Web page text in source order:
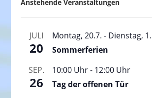
Anstehende Veranstaltungen
JULI
20
Montag, 20.7. - Dienstag,
Sommerferien
SEP.
26
10:00 Uhr- 12:00 Uhr
Tag der offenen Tür